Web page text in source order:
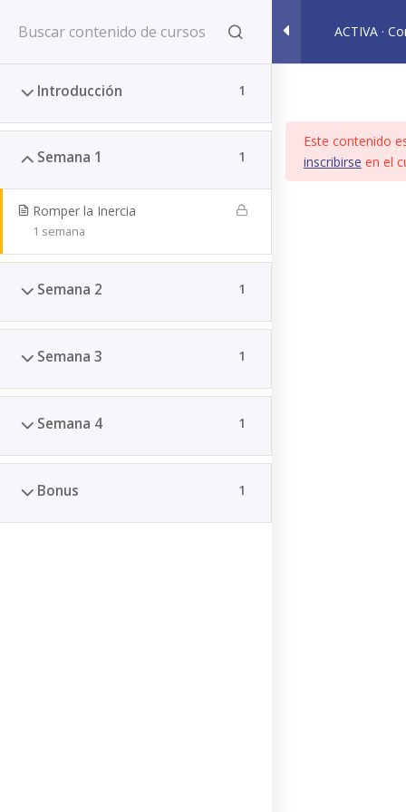
BIENVENIDO Acceder / Registrarse
Inicio Courses
ACTIVA ·
Introducción 1
Semana 1 1
Romper la Inercia
1 semana
Semana 2 1
Semana 3 1
Semana 4 1
Bonus 1
Este contenido
inscribirse en el
Contacto
✉ Correo: comunicaciones@cirocoaching.com